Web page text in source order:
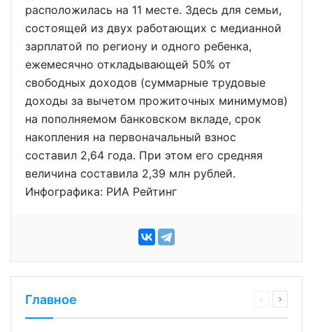
расположилась на 11 месте. Здесь для семьи,
состоящей из двух работающих с медианной
зарплатой по региону и одного ребенка,
ежемесячно откладывающей 50% от
свободных доходов (суммарные трудовые
доходы за вычетом прожиточных минимумов)
на пополняемом банковском вкладе, срок
накопления на первоначальный взнос
составил 2,64 года. При этом его средняя
величина составила 2,39 млн рублей.
Инфографика: РИА Рейтинг
Главное